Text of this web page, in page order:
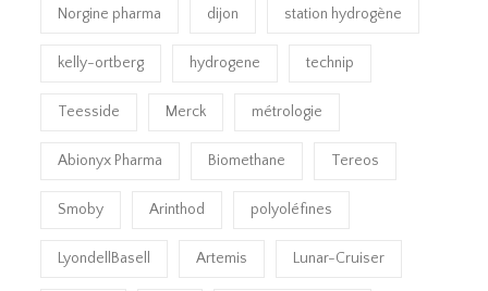
Norgine pharma dijon station hydrogène
kelly-ortberg hydrogene technip
Teesside Merck métrologie
Abionyx Pharma Biomethane Tereos
Smoby Arinthod polyoléfines
LyondellBasell Artemis Lunar-Cruiser